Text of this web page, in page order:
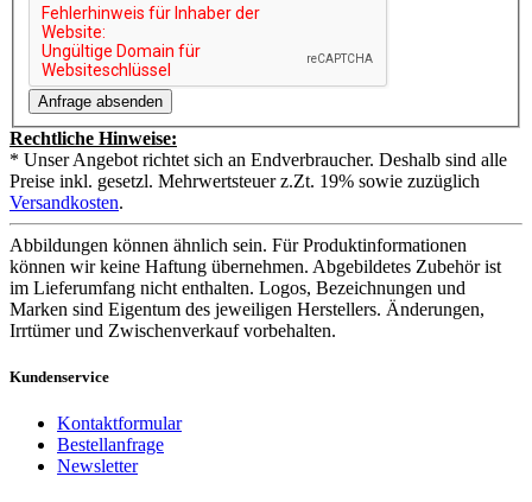
Rechtliche Hinweise:
* Unser Angebot richtet sich an Endverbraucher. Deshalb sind alle
Preise inkl. gesetzl. Mehrwertsteuer z.Zt. 19% sowie zuzüglich
Versandkosten.
Abbildungen können ähnlich sein. Für Produktinformationen
können wir keine Haftung übernehmen. Abgebildetes Zubehör ist
im Lieferumfang nicht enthalten. Logos, Bezeichnungen und
Marken sind Eigentum des jeweiligen Herstellers. Änderungen,
Irrtümer und Zwischenverkauf vorbehalten.
Kundenservice
Kontaktformular
Bestellanfrage
Newsletter